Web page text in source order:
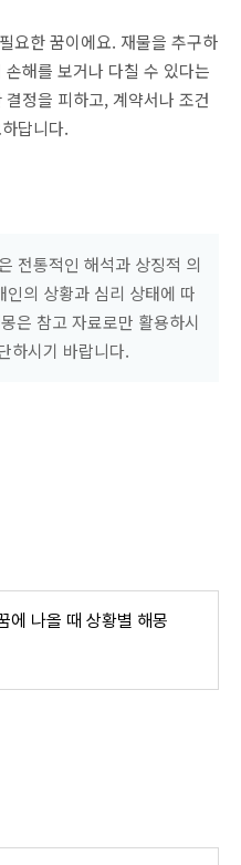
요한 꿈이에요. 재물을 추구하
해를 보거나 다칠 수 있다는
정을 피하고, 계약서나 조건
답니다.
전통적인 해석과 상징적 의
의 상황과 심리 상태에 따
은 참고 자료로만 활용하시
하시기 바랍니다.
에 나올 때 상황별 해몽